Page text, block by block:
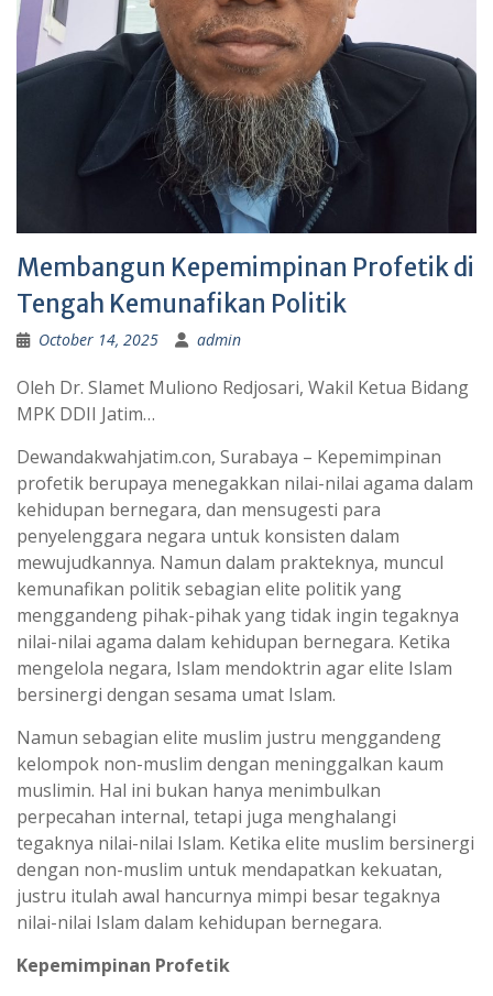
Membangun Kepemimpinan Profetik di
Tengah Kemunafikan Politik
October 14, 2025 admin
Oleh Dr. Slamet Muliono Redjosari, Wakil Ketua Bidang
MPK DDII Jatim…
Dewandakwahjatim.con, Surabaya – Kepemimpinan
profetik berupaya menegakkan nilai-nilai agama dalam
kehidupan bernegara, dan mensugesti para
penyelenggara negara untuk konsisten dalam
mewujudkannya. Namun dalam prakteknya, muncul
kemunafikan politik sebagian elite politik yang
menggandeng pihak-pihak yang tidak ingin tegaknya
nilai-nilai agama dalam kehidupan bernegara. Ketika
mengelola negara, Islam mendoktrin agar elite Islam
bersinergi dengan sesama umat Islam.
Namun sebagian elite muslim justru menggandeng
kelompok non-muslim dengan meninggalkan kaum
muslimin. Hal ini bukan hanya menimbulkan
perpecahan internal, tetapi juga menghalangi
tegaknya nilai-nilai Islam. Ketika elite muslim bersinergi
dengan non-muslim untuk mendapatkan kekuatan,
justru itulah awal hancurnya mimpi besar tegaknya
nilai-nilai Islam dalam kehidupan bernegara.
Kepemimpinan Profetik